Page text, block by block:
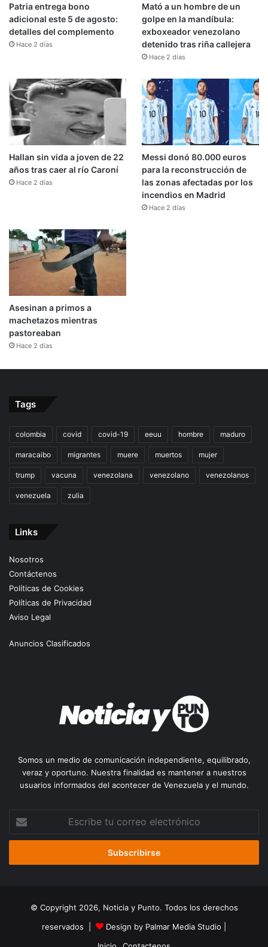
Patria entrega bono
adicional este 5 de agosto:
detalles del complemento
Hace 2 días
Mató a un hombre de un
golpe en la mandíbula:
exboxeador venezolano
detenido tras riña callejera
Hace 2 días
Hallan sin vida a joven de 22
años tras caer al río Caroní
Hace 2 días
Messi donó 80.000 euros
para la reconstrucción de
las zonas afectadas por los
incendios en Madrid
Hace 2 días
Asesinan a primos a
machetazos mientras
pastoreaban
Hace 2 días
Tags
colombia covid covid-19 eeuu hombre maduro
maracaibo migrantes muere muertos mujer
trump vacuna venezolana venezolano venezolanos
venezuela zulia
Links
Nosotros
Contáctenos
Políticas de Cookies
Políticas de Privacidad
Aviso Legal
Anuncios Clasificados
Somos un medio de comunicación independiente, equilibrado,
veraz y oportuno. Nuestra finalidad es mantener a nuestros
usuarios informados del acontecer de Venezuela y el mundo.
correo
© Copyright 2026, Noticia y Punto. Todos los derechos
reservados |
Design by Palmar Media Studio